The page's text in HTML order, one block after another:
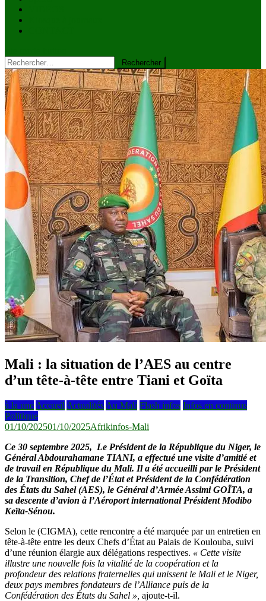
Rechercher :
Mali : la situation de l’AES au centre
d’un tête-à-tête entre Tiani et Goïta
à la une Accueil Actualités Au Mali Flash infos Infos en continus
Politique
01/10/202501/10/2025Afrikinfos-Mali
Ce 30 septembre 2025, Le Président de la République du Niger, le
Général Abdourahamane TIANI, a effectué une visite d’amitié et
de travail en République du Mali. Il a été accueilli par le Président
de la Transition, Chef de l’État et Président de la Confédération
des États du Sahel (AES), le Général d’Armée Assimi GOÏTA, a
sa descente d’avion à l’Aéroport international Président Modibo
Keïta-Sénou.
Selon le (CIGMA), cette rencontre a été marquée par un entretien en
tête-à-tête entre les deux Chefs d’État au Palais de Koulouba, suivi
d’une réunion élargie aux délégations respectives. « Cette visite
illustre une nouvelle fois la vitalité de la coopération et la
profondeur des relations fraternelles qui unissent le Mali et le Niger,
deux pays membres fondateurs de l’Alliance puis de la
Confédération des États du Sahel », ajoute-t-il.